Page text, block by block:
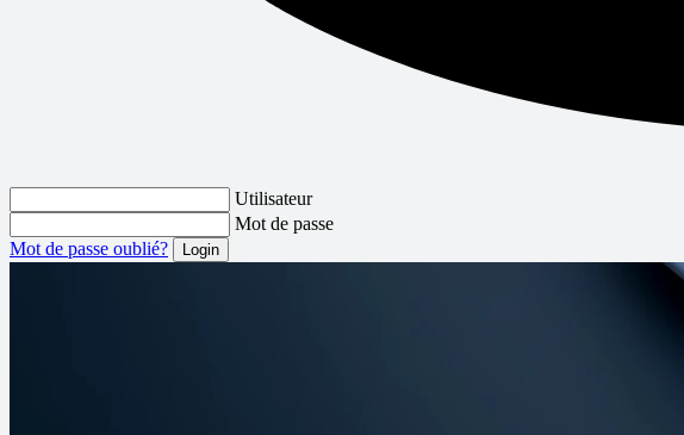
Utilisateur
Mot de passe
Mot de passe oublié?